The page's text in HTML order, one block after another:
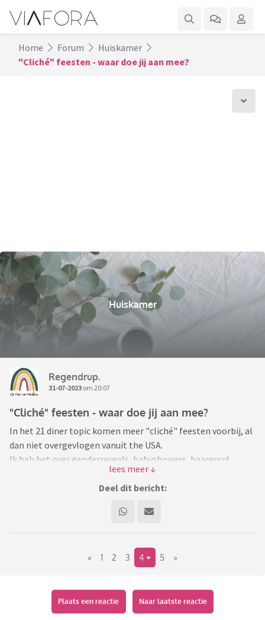
Home Forum
Huiskamer
"Cliché" feesten - waar doe jij aan mee?
Huiskamer
Regendrup.
31-07-2023 om 20:07
"Cliché" feesten - waar doe jij aan mee?
In het 21 diner topic komen meer "cliché" feesten voorbij, al
dan niet overgevlogen vanuit the USA.
Ik heb het over genderreveals, babyshowers, baargoud,
sweet sixteen, 21 diners.... noem maar op.
Ben gewoon heel benieuwd en vind hetl euk om verschillende
ervaringen te horen. Probeer het netjes te houden en betrek
zijn waarde.
Deel dit bericht:
« 1 2 3 4 5 »
Plaats een reactie Naar laatste reactie